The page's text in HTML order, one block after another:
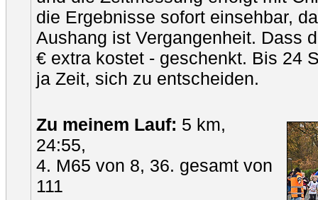
die Ergebnisse sofort einsehbar,
Aushang ist Vergangenheit. Dass
€ extra kostet - geschenkt. Bis 24
ja Zeit, sich zu entscheiden.
Zu meinem Lauf: 5 km,
24:55,
4. M65 von 8, 36. gesamt von
111